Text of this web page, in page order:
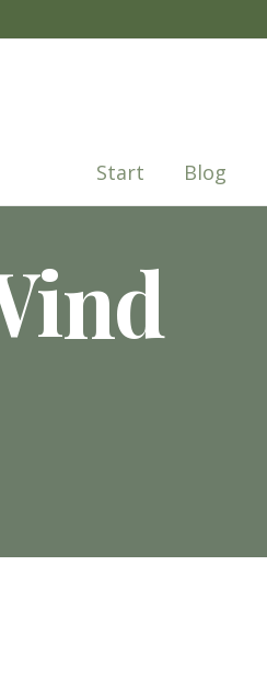
Start Blog